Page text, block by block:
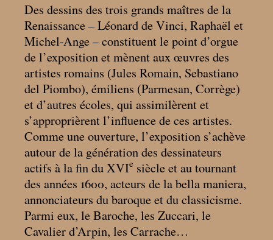
Des dessins des trois grands maîtres de la
Renaissance – Léonard de Vinci, Raphaël et
Michel-Ange – constituent le point d’orgue
de l’exposition et mènent aux œuvres des
artistes romains (Jules Romain, Sebastiano
del Piombo), émiliens (Parmesan, Corrège)
et d’autres écoles, qui assimilèrent et
s’approprièrent l’influence de ces artistes.
Comme une ouverture, l’exposition s’achève
autour de la génération des dessinateurs
actifs à la fin du XVIe siècle et au tournant
des années 1600, acteurs de la bella maniera,
annonciateurs du baroque et du classicisme.
Parmi eux, le Baroche, les Zuccari, le
Cavalier d’Arpin, les Carrache…